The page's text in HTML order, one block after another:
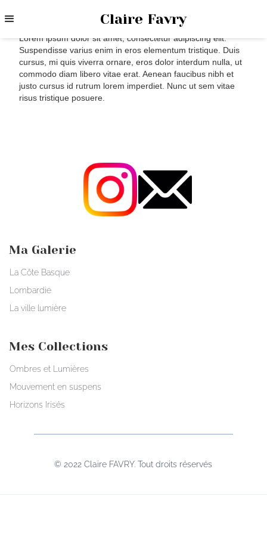
Claire Favry
Chasseur de Lumières
Lorem ipsum dolor sit amet, consectetur adipiscing elit.
Suspendisse varius enim in eros elementum tristique. Duis
cursus, mi quis viverra ornare, eros dolor interdum nulla, ut
commodo diam libero vitae erat. Aenean faucibus nibh et
justo cursus id rutrum lorem imperdiet. Nunc ut sem vitae
risus tristique posuere.
Ma Galerie
La Côte Basque
Lombardie
La ville lumière
Mes Collections
Ombres et Lumières
Mouvement en suspens
Horizons Irisés
© 2022 Claire FAVRY. Tout droits réservés